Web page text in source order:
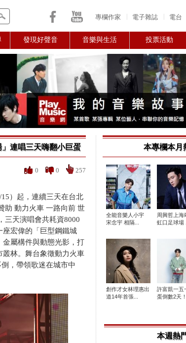
專欄作家 電子雜誌 電台
發現好聲音 音樂與生活 投票活動
連唱三天嗨翻小巨蛋
0 0 257
）起，連續三天在台北
助 動力火車 一路向前 世
三天演唱會共耗資8000
座宏偉的「巨型鋼鐵城
屬構件與動態光影，打
林。舞台象徵動力火車
，帶領歌迷在城市中
本專欄本月
全能音樂人小宇
宋念宇 相隔...
周興哲上海
虹口足球場
創作才女林理惠出
道14年首張...
許富凱一五
蛋倒數2天！
本週熱